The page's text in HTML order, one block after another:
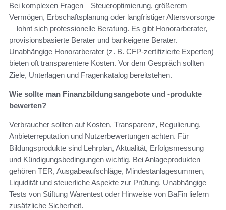
Bei komplexen Fragen—Steueroptimierung, größerem
Vermögen, Erbschaftsplanung oder langfristiger Altersvorsorge
—lohnt sich professionelle Beratung. Es gibt Honorarberater,
provisionsbasierte Berater und bankeigene Berater.
Unabhängige Honorarberater (z. B. CFP-zertifizierte Experten)
bieten oft transparentere Kosten. Vor dem Gespräch sollten
Ziele, Unterlagen und Fragenkatalog bereitstehen.
Wie sollte man Finanzbildungsangebote und -produkte
bewerten?
Verbraucher sollten auf Kosten, Transparenz, Regulierung,
Anbieterreputation und Nutzerbewertungen achten. Für
Bildungsprodukte sind Lehrplan, Aktualität, Erfolgsmessung
und Kündigungsbedingungen wichtig. Bei Anlageprodukten
gehören TER, Ausgabeaufschläge, Mindestanlagesummen,
Liquidität und steuerliche Aspekte zur Prüfung. Unabhängige
Tests von Stiftung Warentest oder Hinweise von BaFin liefern
zusätzliche Sicherheit.